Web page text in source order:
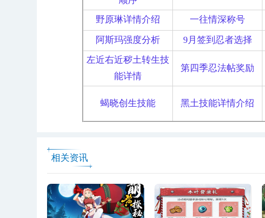
野原琳详情介绍 一往情深称号
阿斯玛强度分析
9月签到忍者选择
左近右近秽土转生技
能详情
第四季忍法帖奖励
蝎晓创生技能 黑土技能详情介绍
相关资讯